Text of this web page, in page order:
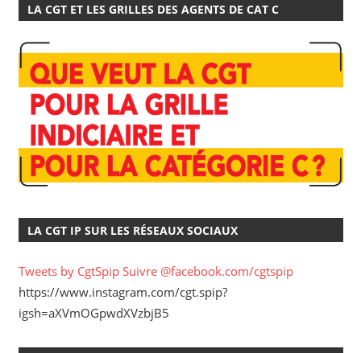
LA CGT ET LES GRILLES DES AGENTS DE CAT C
LA CGT IP SUR LES RÉSEAUX SOCIAUX
Tweets by CgtSpip Suivre @facebook.com/cgtspip
https://www.instagram.com/cgt.spip?
igsh=aXVmOGpwdXVzbjB5